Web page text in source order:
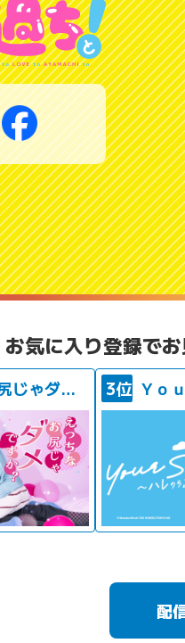
お気に入り登録で
えっちなお尻じゃダメですか？ 3位
配